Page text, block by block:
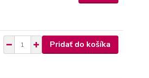
Pridať do košíka